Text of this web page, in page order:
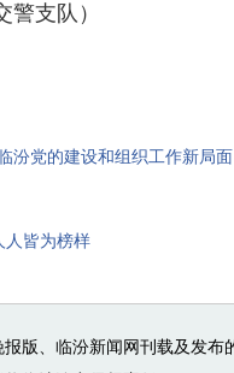
支队）
汾党的建设和组织工作新局面
人皆为榜样
版、临汾新闻网刊载及发布